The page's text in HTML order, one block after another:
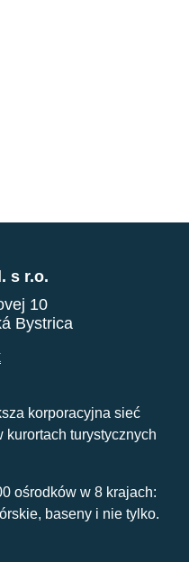
s r.o.
10
Bystrica
korporacyjna sieć
turystycznych
ośrodków w 8 krajach:
baseny i nie tylko.